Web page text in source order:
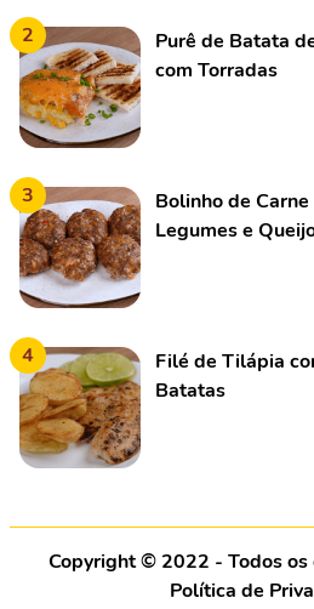
2
Purê de Batata
com Torradas
3
Bolinho de Carne
Legumes e
4
Filé de Tilápia
Batatas
Copyright © 2022 - Todos
Política de